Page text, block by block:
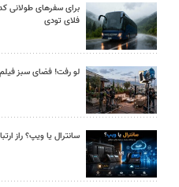
برای سفرهای طولانی
فلای تودی
لو رفت! فضای سبز
سانترال یا ویپ؟ راز